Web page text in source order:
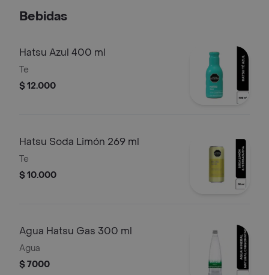
Bebidas
Hatsu Azul 400 ml
Te
$ 12.000
Hatsu Soda Limón 269 ml
Te
$ 10.000
Agua Hatsu Gas 300 ml
Agua
$ 7000